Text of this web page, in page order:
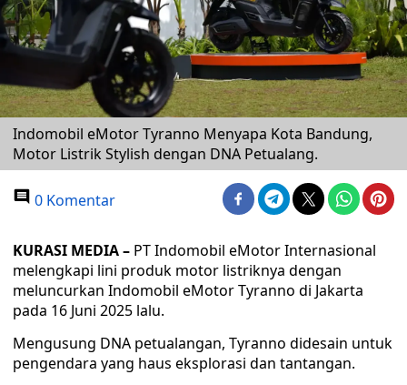
Indomobil eMotor Tyranno Menyapa Kota Bandung,
Motor Listrik Stylish dengan DNA Petualang.
0 Komentar
KURASI MEDIA – PT Indomobil eMotor Internasional
melengkapi lini produk motor listriknya dengan
meluncurkan Indomobil eMotor Tyranno di Jakarta
pada 16 Juni 2025 lalu.
Mengusung DNA petualangan, Tyranno didesain untuk
pengendara yang haus eksplorasi dan tantangan.